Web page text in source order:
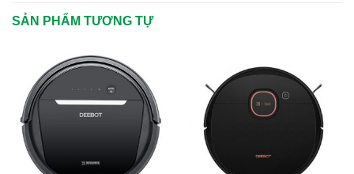
SẢN PHẨM TƯƠNG TỰ